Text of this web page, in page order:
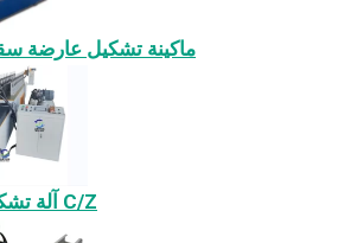
ماكينة تشكيل عارضة
آلة تشكيل المدادة C/Z